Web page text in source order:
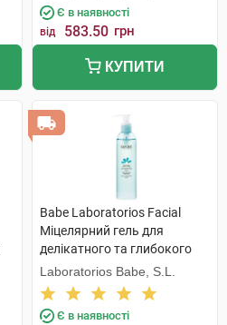
Є в наявності
від 583.50 грн
КУПИТИ
Babe Laboratorios Facial
Міцелярний гель для
делікатного та глибокого
очищення 240 мл 1 флакон
Laboratorios Babe, S.L.
Є в наявності